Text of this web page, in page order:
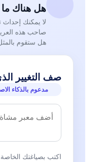
هل هناك ما
لا يمكنك إحداث
صاحب هذه
هل ستقوم
صف التغيير
مدعوم بالذكاء
اكتب بصياغتك